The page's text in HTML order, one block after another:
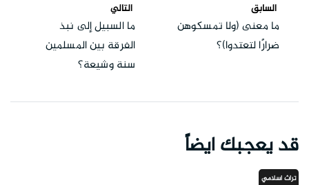
السابق
ما معنى (ولا تمسكوهن
ضرارًا لتعتدوا)؟
التالي
ما السبيل إلى نبذ
الفرقة بين المسلمين
سنة وشيعة؟
قد يعجبك ايضاً
تراث اسلامي